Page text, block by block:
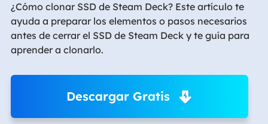
¿Cómo clonar SSD de Steam Deck? Este artículo te
ayuda a preparar los elementos o pasos necesarios
antes de cerrar el SSD de Steam Deck y te guía para
aprender a clonarlo.
Descargar Gratis